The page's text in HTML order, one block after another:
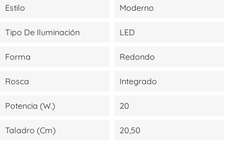
Estilo Moderno
Tipo De Iluminación LED
Forma Redondo
Rosca Integrado
Potencia (W.) 20
Taladro (cm) 20,50